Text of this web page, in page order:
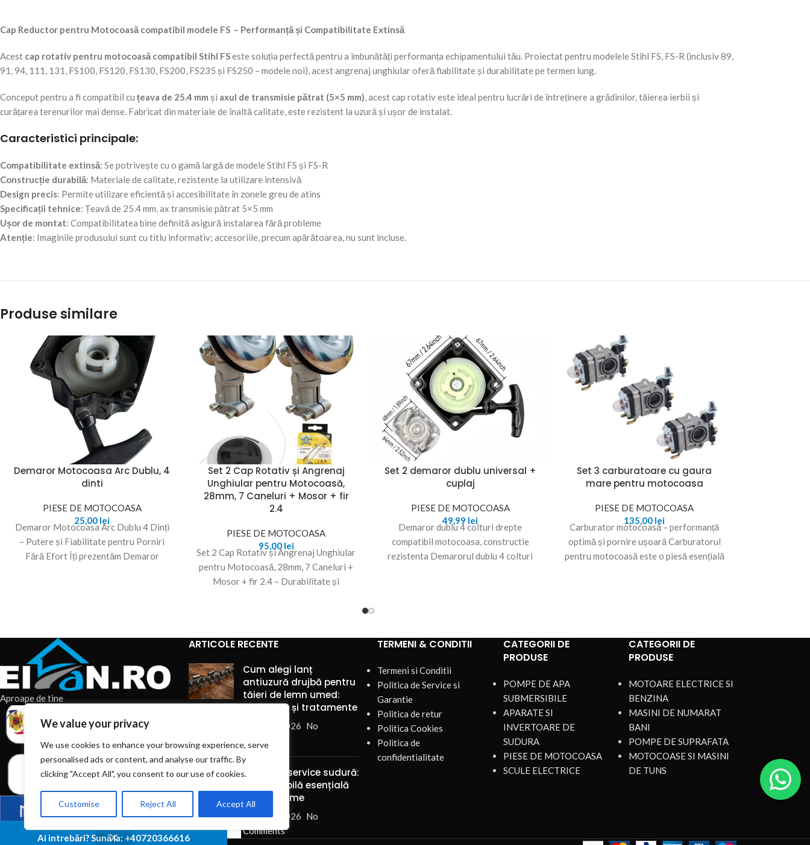
We value your privacy
We use cookies to enhance your browsing experience, serve
personalised ads or content, and analyse our traffic. By
clicking "Accept All", you consent to our use of cookies.
Customise Reject All Accept All
Ai intrebări? Sună la: +40720366616
Cap Reductor pentru Motocoasă compatibil modele FS – Performanță și Compatibilitate Extinsă
Acest cap rotativ pentru motocoasă compatibil Stihl FSeste soluția perfectă pentru a îmbunătăți performanța echipamentului tău. Proiectat pentru modelele Stihl FS, FS-R (inclusiv 89,
91, 94, 111, 131, FS100, FS120, FS130, FS200, FS235 și FS250 – modele noi), acest angrenaj unghiular oferă fiabilitate și durabilitate pe termen lung.
Conceput pentru a fi compatibil cu țeava de 25.4 mm și axul de transmisie pătrat (5×5 mm), acest cap rotativ este ideal pentru lucrări de întreținere a grădinilor, tăierea ierbii și
curățarea terenurilor mai dense. Fabricat din materiale de înaltă calitate, este rezistent la uzură și ușor de instalat.
Caracteristici principale:
Compatibilitate extinsă: Se potrivește cu o gamă largă de modele Stihl FS și FS-R
Construcție durabilă: Materiale de calitate, rezistente la utilizare intensivă
Design precis: Permite utilizare eficientă și accesibilitate în zonele greu de atins
Specificații tehnice: Țeavă de 25.4 mm, ax transmisie pătrat 5×5 mm
Ușor de montat: Compatibilitatea bine definită asigură instalarea fără probleme
Atenție: Imaginile produsului sunt cu titlu informativ; accesoriile, precum apărătoarea, nu sunt incluse.
Produse similare
Demaror Motocoasa Arc Dublu, 4
dinti
PIESE DE MOTOCOASA
25,00 lei
Demaror Motocoasa Arc Dublu 4 Dinți
– Putere și Fiabilitate pentru Porniri
Fără Efort Îți prezentăm Demaror
Set 2 Cap Rotativ și Angrenaj
Unghiular pentru Motocoasă,
28mm, 7 Caneluri + Mosor + fir
2.4
PIESE DE MOTOCOASA
95,00 lei
Set 2 Cap Rotativ și Angrenaj Unghiular
pentru Motocoasă, 28mm, 7 Caneluri +
Mosor + fir 2.4 – Durabilitate și
Set 2 demaror dublu universal +
cuplaj
PIESE DE MOTOCOASA
49,99 lei
Demaror dublu 4 colturi drepte
compatibil motocoasa, constructie
rezistenta Demarorul dublu 4 colturi
Set 3 carburatoare cu gaura
mare pentru motocoasa
PIESE DE MOTOCOASA
135,00 lei
Carburator motocoasă – performanță
optimă și pornire ușoară Carburatorul
pentru motocoasă este o piesă esențială
Aproape de tine
ARTICOLE RECENTE
Cum alegi lanț
antiuzură drujbă pentru
tăieri de lemn umed:
materiale și tratamente
9 august 2026 No
Set piese service sudură:
trusă mobilă esențială
pentru ferme
9 august 2026 No
Comments
TERMENI & CONDITII
Termeni si Conditii
Politica de Service si
Garantie
Politica de retur
Politica Cookies
Politica de
confidentialitate
CATEGORII DE
PRODUSE
POMPE DE APA
SUBMERSIBILE
APARATE SI
INVERTOARE DE
SUDURA
PIESE DE MOTOCOASA
SCULE ELECTRICE
CATEGORII DE
PRODUSE
MOTOARE ELECTRICE SI
BENZINA
MASINI DE NUMARAT
BANI
POMPE DE SUPRAFATA
MOTOCOASE SI MASINI
DE TUNS